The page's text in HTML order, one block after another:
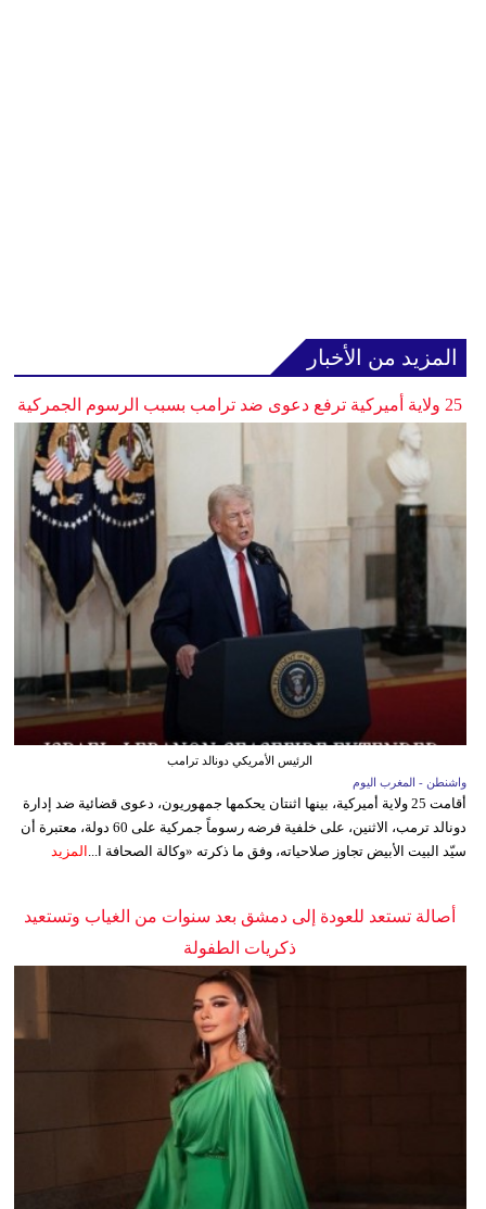
المزيد من الأخبار
25 ولاية أميركية ترفع دعوى ضد ترامب بسبب الرسوم الجمركية
الرئيس الأمريكي دونالد ترامب
واشنطن - المغرب اليوم
أقامت 25 ولاية أميركية، بينها اثنتان يحكمها جمهوريون، دعوى قضائية ضد إدارة
دونالد ترمب، الاثنين، على خلفية فرضه رسوماً جمركية على 60 دولة، معتبرة أن
سيّد البيت الأبيض تجاوز صلاحياته، وفق ما ذكرته «وكالة الصحافة ا... المزيد
أصالة تستعد للعودة إلى دمشق بعد سنوات من الغياب وتستعيد
ذكريات الطفولة